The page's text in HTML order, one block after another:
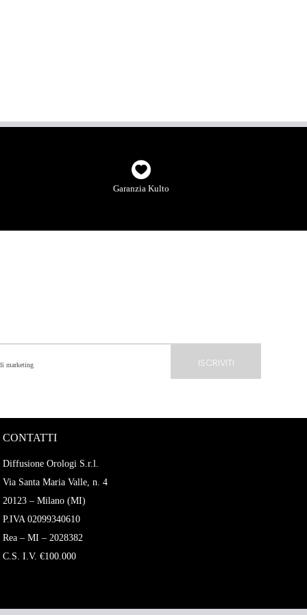
Garanzia Kulto
marketing
CONTATTI
Diffusione Orologi S.r.l.
Via Santa Maria Valle, n. 4
20123 – Milano (MI)
P.IVA 02099340610
Rea – MI – 2028382
C.S. I.V. €100.000